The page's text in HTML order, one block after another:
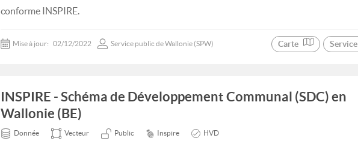
conforme INSPIRE.
Mise à jour: 02/12/2022 Service public de Wallonie (SPW) Carte Service
INSPIRE - Schéma de Développement Communal (SDC) en
Wallonie (BE)
Donnée Vecteur Public Inspire HVD